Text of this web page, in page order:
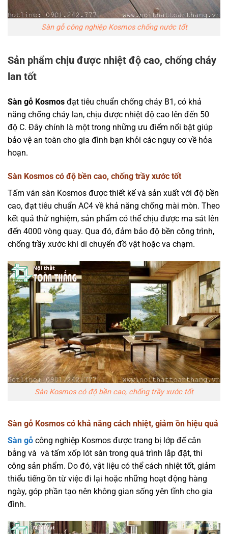
Sàn gỗ công nghiệp Kosmos chống nước tốt
Sản phẩm chịu được nhiệt độ cao, chống cháy
lan tốt
Sàn gỗ Kosmos đạt tiêu chuẩn chống cháy B1, có khả
năng chống cháy lan, chịu được nhiệt độ cao lên đến 50
độ C. Đây chính là một trong những ưu điểm nổi bật giúp
bảo vệ an toàn cho gia đình bạn khỏi các nguy cơ về hỏa
hoạn.
Sàn Kosmos có độ bền cao, chống trầy xước tốt
Tấm ván sàn Kosmos được thiết kế và sản xuất với độ bền
cao, đạt tiêu chuẩn AC4 về khả năng chống mài mòn. Theo
kết quả thử nghiệm, sản phẩm có thể chịu được ma sát lên
đến 4000 vòng quay. Qua đó, đảm bảo độ bền công trình,
chống trầy xước khi di chuyển đồ vật hoặc va chạm.
Sàn Kosmos có độ bền cao, chống trầy xước tốt
Sàn gỗ Kosmos có khả năng cách nhiệt, giảm ồn hiệu quả
Sàn gỗ công nghiệp Kosmos được trang bị lớp đế cân
bằng và và tấm xốp lót sàn trong quá trình lắp đặt, thi
công sản phẩm. Do đó, vật liệu có thể cách nhiệt tốt, giảm
thiểu tiếng ồn từ việc đi lại hoặc những hoạt động hàng
ngày, góp phần tạo nên không gian sống yên tĩnh cho gia
đình.